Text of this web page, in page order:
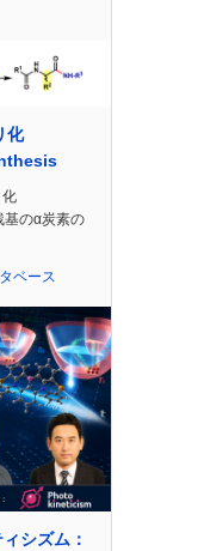
化
基のα炭素の
ベース
シズム：